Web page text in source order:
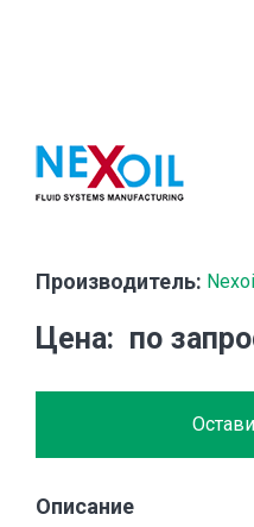
Производитель:
Цена по
Описание